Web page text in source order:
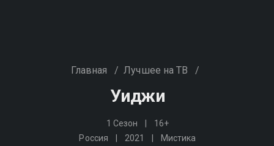
Главная / Лучшее на ТВ /
Уиджи
1 Сезон
16+
Россия
2021 Мистика